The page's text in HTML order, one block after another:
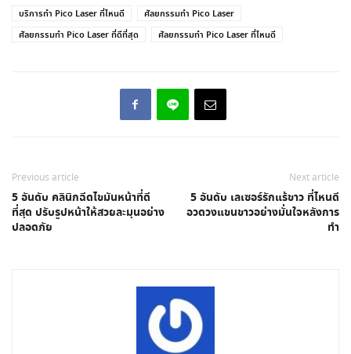
บริการทำ Pico Laser ที่ไหนดี
ศัลยกรรมทำ Pico Laser
ศัลยกรรมทำ Pico Laser ที่ดีที่สุด
ศัลยกรรมทำ Pico Laser ที่ไหนดี
Previous article
5 อันดับ คลินิกฉีดไขมันหน้าที่ดี
ที่สุด ปรับรูปหน้าให้สวยละมุนอย่าง
ปลอดภัย
Next article
5 อันดับ เลเซอร์รักแร้ขาว ที่ไหนดี
อวดวงแขนขาวอย่างมั่นใจหลังการ
ทำ